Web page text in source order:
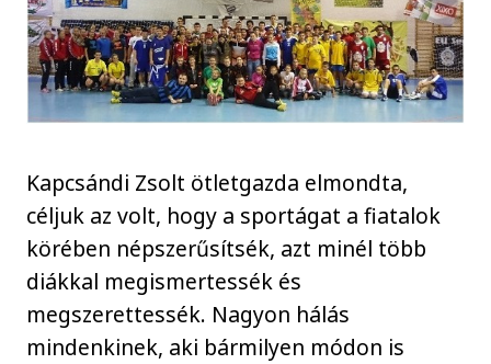
Kapcsándi Zsolt ötletgazda elmondta,
céljuk az volt, hogy a sportágat a fiatalok
körében népszerűsítsék, azt minél több
diákkal megismertessék és
megszerettessék. Nagyon hálás
mindenkinek, aki bármilyen módon is